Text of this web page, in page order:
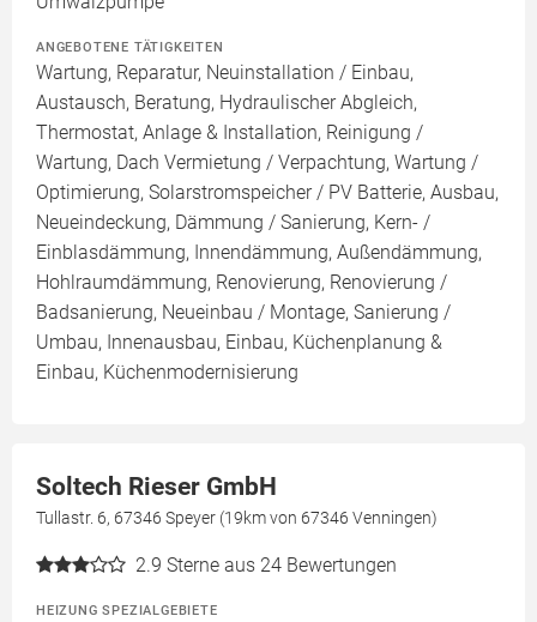
ANGEBOTENE TÄTIGKEITEN
Wartung, Reparatur, Neuinstallation / Einbau,
Austausch, Beratung, Hydraulischer Abgleich,
Thermostat, Anlage & Installation, Reinigung /
Wartung, Dach Vermietung / Verpachtung, Wartung /
Optimierung, Solarstromspeicher / PV Batterie, Ausbau,
Neueindeckung, Dämmung / Sanierung, Kern- /
Einblasdämmung, Innendämmung, Außendämmung,
Hohlraumdämmung, Renovierung, Renovierung /
Badsanierung, Neueinbau / Montage, Sanierung /
Umbau, Innenausbau, Einbau, Küchenplanung &
Einbau, Küchenmodernisierung
Soltech Rieser GmbH
Tullastr. 6, 67346 Speyer (19km von 67346 Venningen)
2.9 Sterne aus 24 Bewertungen
HEIZUNG SPEZIALGEBIETE